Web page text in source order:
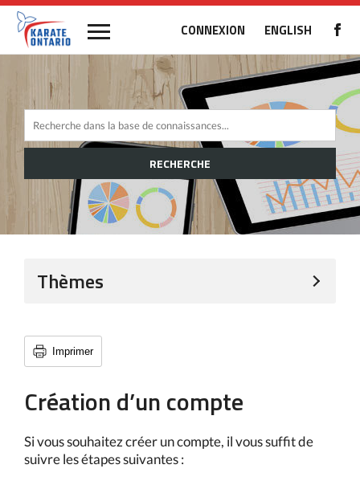
CONNEXION ENGLISH
RECHERCHE
Thèmes
Imprimer
Création d’un compte
Si vous souhaitez créer un compte, il vous suffit de
suivre les étapes suivantes :